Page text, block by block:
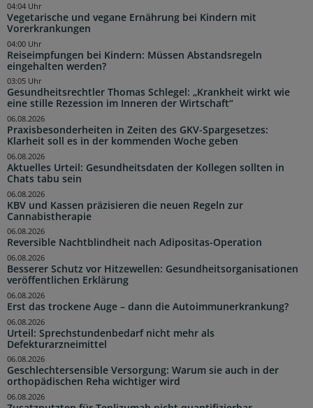
Vegetarische und vegane Ernährung bei Kindern mit
Vorerkrankungen
04:04 Uhr
Reiseimpfungen bei Kindern: Müssen Abstandsregeln
eingehalten werden?
04:00 Uhr
Gesundheitsrechtler Thomas Schlegel: „Krankheit wirkt wie
eine stille Rezession im Inneren der Wirtschaft“
03:05 Uhr
Praxisbesonderheiten in Zeiten des GKV-Spargesetzes:
Klarheit soll es in der kommenden Woche geben
06.08.2026
Aktuelles Urteil: Gesundheitsdaten der Kollegen sollten in
Chats tabu sein
06.08.2026
KBV und Kassen präzisieren die neuen Regeln zur
Cannabistherapie
06.08.2026
Reversible Nachtblindheit nach Adipositas-Operation
06.08.2026
Besserer Schutz vor Hitzewellen: Gesundheitsorganisationen
veröffentlichen Erklärung
06.08.2026
Erst das trockene Auge – dann die Autoimmunerkrankung?
06.08.2026
Urteil: Sprechstundenbedarf nicht mehr als
Defekturarzneimittel
06.08.2026
Geschlechtersensible Versorgung: Warum sie auch in der
orthopädischen Reha wichtiger wird
06.08.2026
06.08.2026